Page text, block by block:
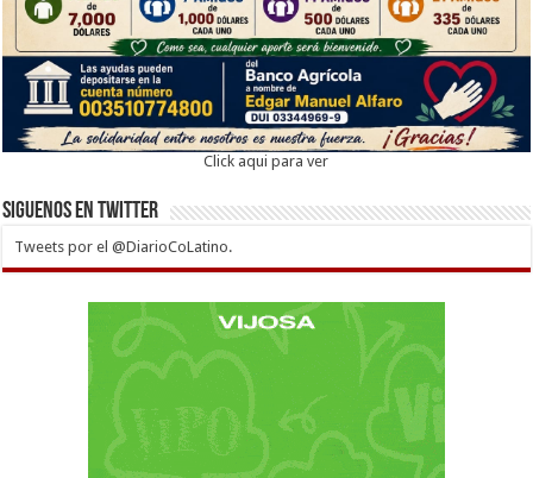
Click aqui para ver
Siguenos en twitter
Tweets por el @DiarioCoLatino.